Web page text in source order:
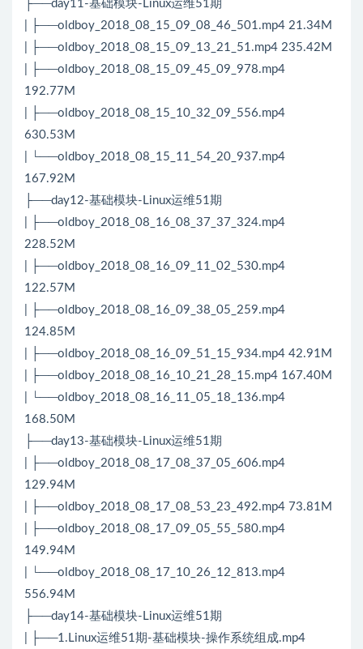
├──day11-基础模块-Linux运维51期
| ├──oldboy_2018_08_15_09_08_46_501.mp4 21.34M
| ├──oldboy_2018_08_15_09_13_21_51.mp4 235.42M
| ├──oldboy_2018_08_15_09_45_09_978.mp4
192.77M
| ├──oldboy_2018_08_15_10_32_09_556.mp4
630.53M
| └──oldboy_2018_08_15_11_54_20_937.mp4
167.92M
├──day12-基础模块-Linux运维51期
| ├──oldboy_2018_08_16_08_37_37_324.mp4
228.52M
| ├──oldboy_2018_08_16_09_11_02_530.mp4
122.57M
| ├──oldboy_2018_08_16_09_38_05_259.mp4
124.85M
| ├──oldboy_2018_08_16_09_51_15_934.mp4 42.91M
| ├──oldboy_2018_08_16_10_21_28_15.mp4 167.40M
| └──oldboy_2018_08_16_11_05_18_136.mp4
168.50M
├──day13-基础模块-Linux运维51期
| ├──oldboy_2018_08_17_08_37_05_606.mp4
129.94M
| ├──oldboy_2018_08_17_08_53_23_492.mp4 73.81M
| ├──oldboy_2018_08_17_09_05_55_580.mp4
149.94M
| └──oldboy_2018_08_17_10_26_12_813.mp4
556.94M
├──day14-基础模块-Linux运维51期
| ├──1.Linux运维51期-基础模块-操作系统组成.mp4